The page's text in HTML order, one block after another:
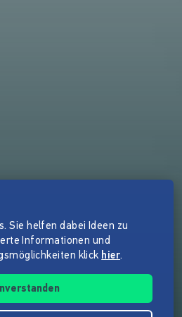
Sie helfen dabei Ideen zu
Informationen und
klick hier.